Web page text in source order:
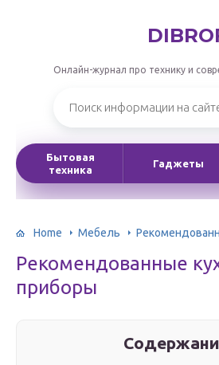
Онлайн-журнал про технику и
Бытовая
техника
Гаджеты
Home Мебель
Рекомендованные
приборы